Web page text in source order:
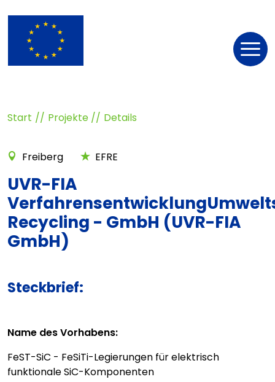
Start Projekte Details
Freiberg EFRE
UVR-FIA
Recycling - GmbH (UVR-FIA
GmbH)
Steckbrief:
Name des Vorhabens:
FeST-SiC - FeSiTi-Legierungen für elektrisch
funktionale SiC-Komponenten